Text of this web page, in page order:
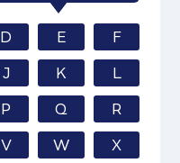
D E F
J K L
P Q R
V W X